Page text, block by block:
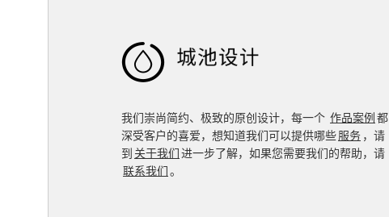

我们崇尚简约、极致的原创设计，每一个 作品案例 都
深受客户的喜爱，想知道我们可以提供哪些 服务 ，请
到 关于我们 进一步了解，如果您需要我们的帮助，请
联系我们 。